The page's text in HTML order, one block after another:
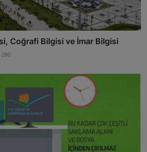
Coğrafi Bilgisi ve İmar Bilgisi
280